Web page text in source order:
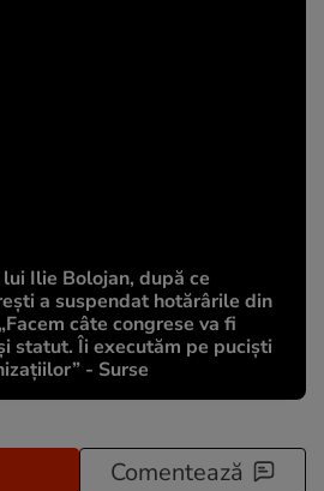
Ilie Bolojan, după ce
a suspendat hotărârile din
câte congrese va fi
statut. Îi executăm pe puciști
- Surse
Comentează